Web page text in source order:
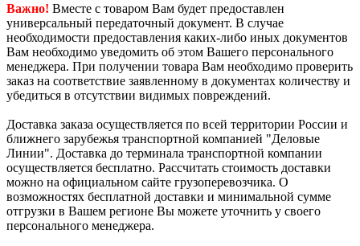
Важно! Вместе с товаром Вам будет предоставлен
универсальный передаточный документ. В случае
необходимости предоставления каких-либо иных документов
Вам необходимо уведомить об этом Вашего персонального
менеджера. При получении товара Вам необходимо проверить
заказ на соответствие заявленному в документах количеству и
убедиться в отсутствии видимых повреждений.
Доставка заказа осуществляется по всей территории России и
ближнего зарубежья транспортной компанией "Деловые
Линии". Доставка до терминала транспортной компании
осуществляется бесплатно. Рассчитать стоимость доставки
можно на официальном сайте грузоперевозчика. О
возможностях бесплатной доставки и минимальной сумме
отгрузки в Вашем регионе Вы можете уточнить у своего
персонального менеджера.